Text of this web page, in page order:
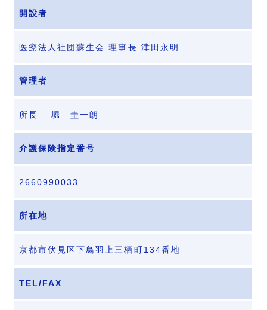
開設者
医療法人社団蘇生会 理事長 津田永明
管理者
所長 堀 圭一朗
介護保険指定番号
2660990033
所在地
京都市伏見区下鳥羽上三栖町134番地
TEL/FAX